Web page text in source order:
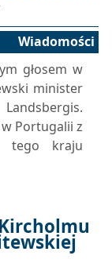
Wiadomości
głosem w
minister
Portugalii z
tego kraju